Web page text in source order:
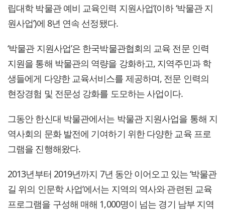
립대학 박물관 예비 교육인력 지원사업’(이하 ‘박물관 지
원사업’)에 8년 연속 선정됐다.
‘박물관 지원사업’은 한국박물관협회의 교육 전문 인력
지원을 통해 박물관의 역량을 강화하고, 지역주민과 학
생들에게 다양한 교육서비스를 제공하며, 전문 인력의
현장경험 및 전문성 강화를 도모하는 사업이다.
그동안 한신대 박물관에서는 박물관 지원사업을 통해 지
역사회의 문화 발전에 기여하기 위한 다양한 교육 프로
그램을 진행해왔다.
2013년부터 2019년까지 7년 동안 이어오고 있는 ‘박물관
길 위의 인문학 사업’에서는 지역의 역사와 관련된 교육
프로그램을 구성해 매해 1,000명이 넘는 경기 남부 지역